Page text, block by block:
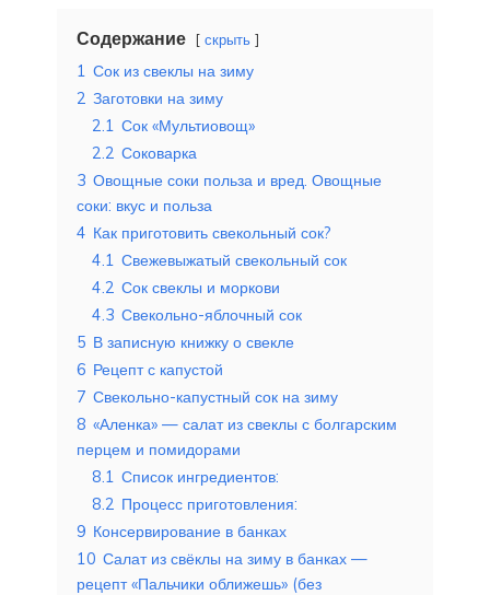
Содержание скрыть
1 Сок из свеклы на зиму
2 Заготовки на зиму
2.1 Сок «Мультиовощ»
2.2 Соковарка
3 Овощные соки польза и вред. Овощные
соки: вкус и польза
4 Как приготовить свекольный сок?
4.1 Свежевыжатый свекольный сок
4.2 Сок свеклы и моркови
4.3 Свекольно-яблочный сок
5 В записную книжку о свекле
6 Рецепт с капустой
7 Свекольно-капустный сок на зиму
8 «Аленка» — салат из свеклы с болгарским
перцем и помидорами
8.1 Список ингредиентов:
8.2 Процесс приготовления:
9 Консервирование в банках
10 Салат из свёклы на зиму в банках —
рецепт «Пальчики оближешь» (без